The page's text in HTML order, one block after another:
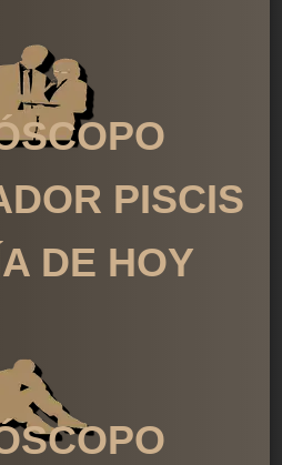
PISCIS
DE HOY